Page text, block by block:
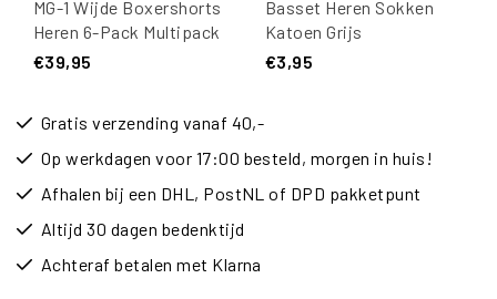
MG-1 Wijde Boxershorts
Heren 6-Pack Multipack
D905
€39,95
Basset Heren Sokken
Katoen Grijs
€3,95
Gratis verzending vanaf 40,-
Op werkdagen voor 17:00 besteld, morgen in huis!
Afhalen bij een DHL, PostNL of DPD pakketpunt
Altijd 30 dagen bedenktijd
Achteraf betalen met Klarna